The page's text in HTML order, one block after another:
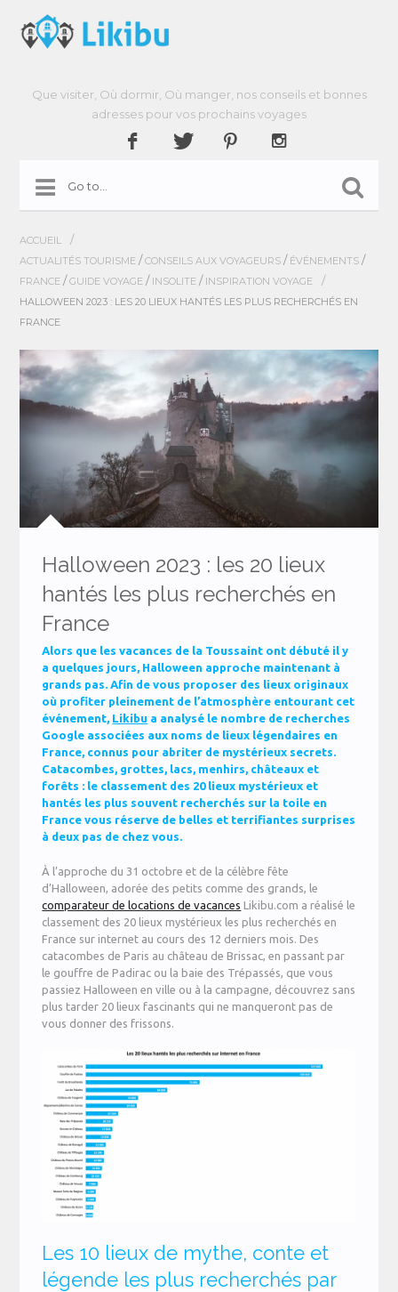
Que visiter, Où dormir, Où manger, nos conseils et bonnes
adresses pour vos prochains voyages
ACCUEIL /
ACTUALITÉS TOURISME /CONSEILS AUX VOYAGEURS / ÉVÉNEMENTS /
FRANCE /GUIDE VOYAGE / INSOLITE / INSPIRATION VOYAGE /
HALLOWEEN 2023 : LES 20 LIEUX HANTÉS LES PLUS RECHERCHÉS EN
FRANCE
Halloween 2023 : les 20 lieux
hantés les plus recherchés en
France
Alors que les vacances de la Toussaint ont débuté il y
a quelques jours, Halloween approche maintenant à
grands pas. Afin de vous proposer des lieux originaux
où profiter pleinement de l’atmosphère entourant cet
événement, Likibu a analysé le nombre de recherches
Google associées aux noms de lieux légendaires en
France, connus pour abriter de mystérieux secrets.
Catacombes, grottes, lacs, menhirs, châteaux et
forêts : le classement des 20 lieux mystérieux et
hantés les plus souvent recherchés sur la toile en
France vous réserve de belles et terrifiantes surprises
à deux pas de chez vous.
À l’approche du 31 octobre et de la célèbre fête
d’Halloween, adorée des petits comme des grands, le
comparateur de locations de vacances Likibu.com a réalisé le
classement des 20 lieux mystérieux les plus recherchés en
France sur internet au cours des 12 derniers mois. Des
catacombes de Paris au château de Brissac, en passant par
le gouffre de Padirac ou la baie des Trépassés, que vous
passiez Halloween en ville ou à la campagne, découvrez sans
plus tarder 20 lieux fascinants qui ne manqueront pas de
vous donner des frissons.
Les 10 lieux de mythe, conte et
légende les plus recherchés par